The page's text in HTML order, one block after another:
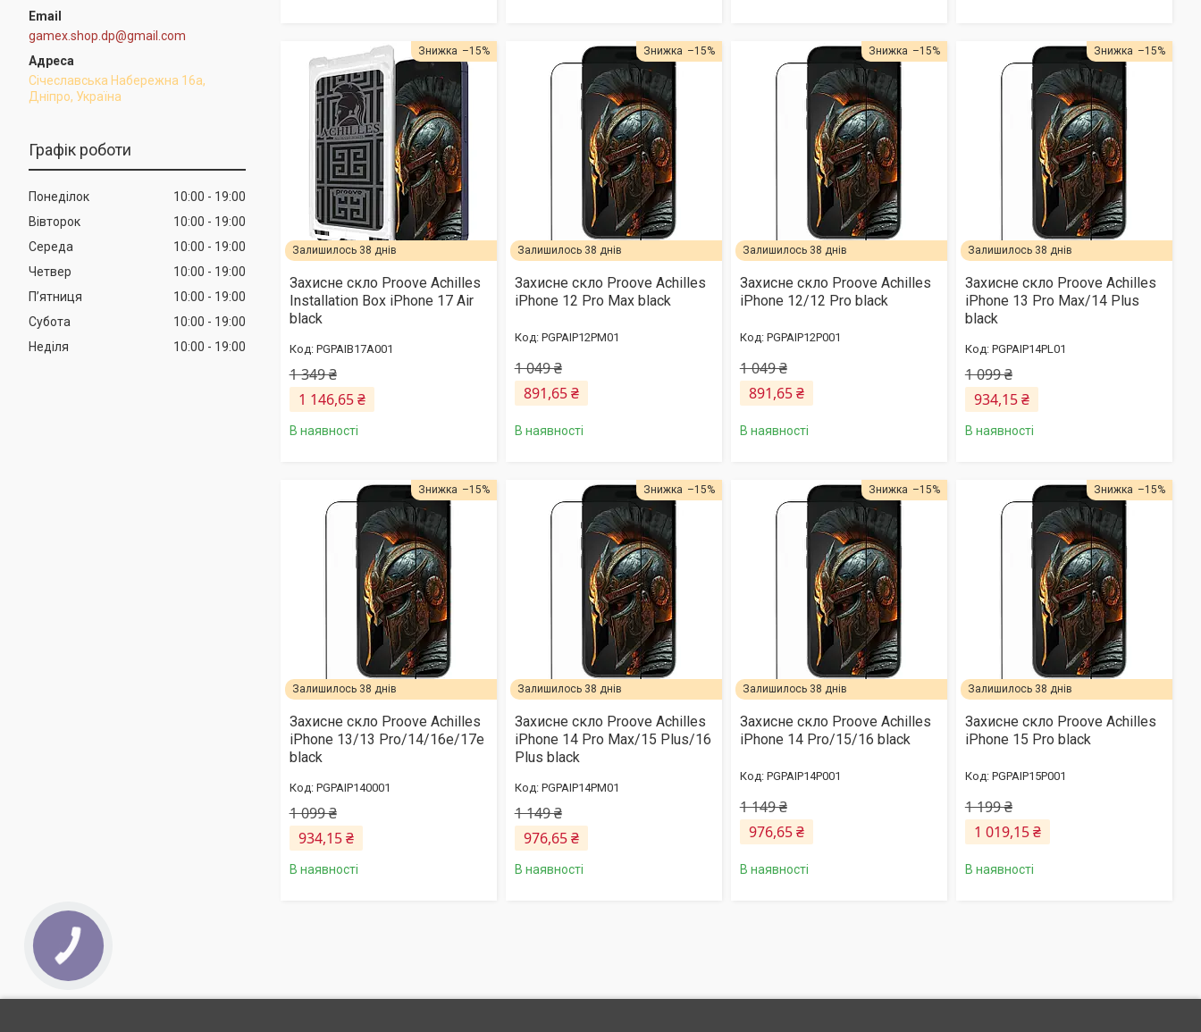
gamex.shop.dp@gmail.com
Січеславська Набережна 16а,
Дніпро, Україна
Графік роботи
Понеділок 10:00
19:00
Вівторок
10:00
19:00
Середа
10:00
19:00
Четвер
10:00
19:00
Пʼятниця
10:00
19:00
Субота
10:00
19:00
Неділя
10:00 19:00
–15%
Залишилось 38 днів
Захисне скло Proove Achilles
Installation Box iPhone 17 Air
black
PGPAIB17A001
1 349 ₴
1 146,65 ₴
В наявності
–15%
Залишилось 38 днів
Захисне скло Proove Achilles
iPhone 12 Pro Max black
PGPAIP12PM01
1 049 ₴
891,65 ₴
В наявності
–15%
Залишилось 38 днів
Захисне скло Proove Achilles
iPhone 12/12 Pro black
PGPAIP12P001
1 049 ₴
891,65 ₴
В наявності
–15%
Залишилось 38 днів
Захисне скло Proove Achilles
iPhone 13 Pro Max/14 Plus
black
PGPAIP14PL01
1 099 ₴
934,15 ₴
В наявності
–15%
Залишилось 38 днів
Захисне скло Proove Achilles
iPhone 13/13 Pro/14/16e/17e
black
PGPAIP140001
1 099 ₴
934,15 ₴
В наявності
–15%
Залишилось 38 днів
Захисне скло Proove Achilles
iPhone 14 Pro Max/15 Plus/16
Plus black
PGPAIP14PM01
1 149 ₴
976,65 ₴
В наявності
–15%
Залишилось 38 днів
Захисне скло Proove Achilles
iPhone 14 Pro/15/16 black
PGPAIP14P001
1 149 ₴
976,65 ₴
В наявності
–15%
Залишилось 38 днів
Захисне скло Proove Achilles
iPhone 15 Pro black
PGPAIP15P001
1 199 ₴
1 019,15 ₴
В наявності